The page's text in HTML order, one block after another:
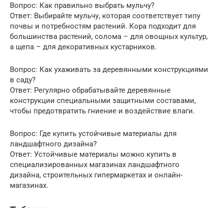
Вопрос: Как правильно выбрать мульчу?
Ответ: Выбирайте мульчу, которая соответствует типу
почвы и потребностям растений. Кора подходит для
большинства растений, солома – для овощных культур,
а щепа – для декоративных кустарников.
Вопрос: Как ухаживать за деревянными конструкциями
в саду?
Ответ: Регулярно обрабатывайте деревянные
конструкции специальными защитными составами,
чтобы предотвратить гниение и воздействие влаги.
Вопрос: Где купить устойчивые материалы для
ландшафтного дизайна?
Ответ: Устойчивые материалы можно купить в
специализированных магазинах ландшафтного
дизайна, строительных гипермаркетах и онлайн-
магазинах.